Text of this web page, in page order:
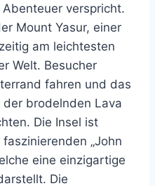
verspricht.
Mount Yasur, einer
am leichtesten
Welt. Besucher
fahren und das
brodelnden Lava
Die Insel ist
„John
eine einzigartige
Die